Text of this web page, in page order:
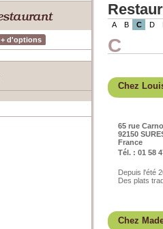
+ d'options
A B C D
C
Chez
65 rue
92150
France
Tél. : 01 58
Depuis l'été
Des plats
Chez